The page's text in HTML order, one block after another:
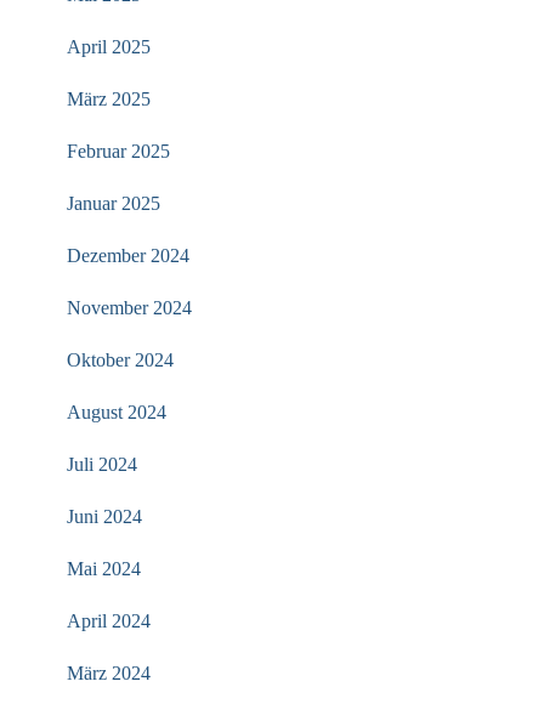
April 2025
März 2025
Februar 2025
Januar 2025
Dezember 2024
November 2024
Oktober 2024
August 2024
Juli 2024
Juni 2024
Mai 2024
April 2024
März 2024